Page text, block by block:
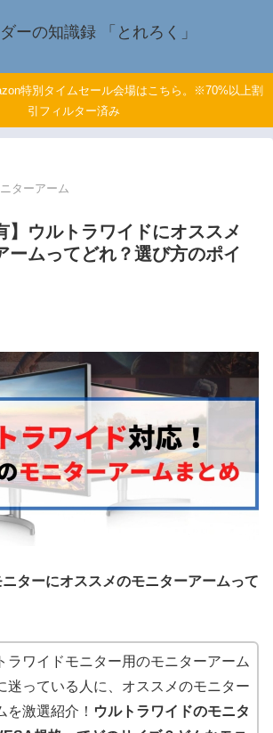
ダーの知識録 「とれろく」
特別タイムセール会場はこちら。※70%以上割
引フィルター済み
ターアーム
】ウルトラワイドにオススメ
ームってどれ？選び方のポイ
ターにオススメのモニターアームって
ラワイドモニター用のモニターアーム
迷っている人に、オススメのモニター
を激選紹介！ ウルトラワイドのモニタ